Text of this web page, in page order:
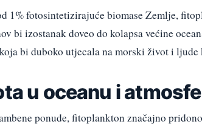
1% fotosintetizirajuće biomase Zemlje,
bi izostanak doveo do kolapsa većine
bi duboko utjecala na morski život i
u oceanu i
ponude, fitoplankton značajno